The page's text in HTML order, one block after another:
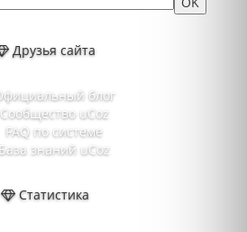
Друзья сайта
блог
Сообщество uCoz
FAQ по системе
знаний uCoz
Статистика